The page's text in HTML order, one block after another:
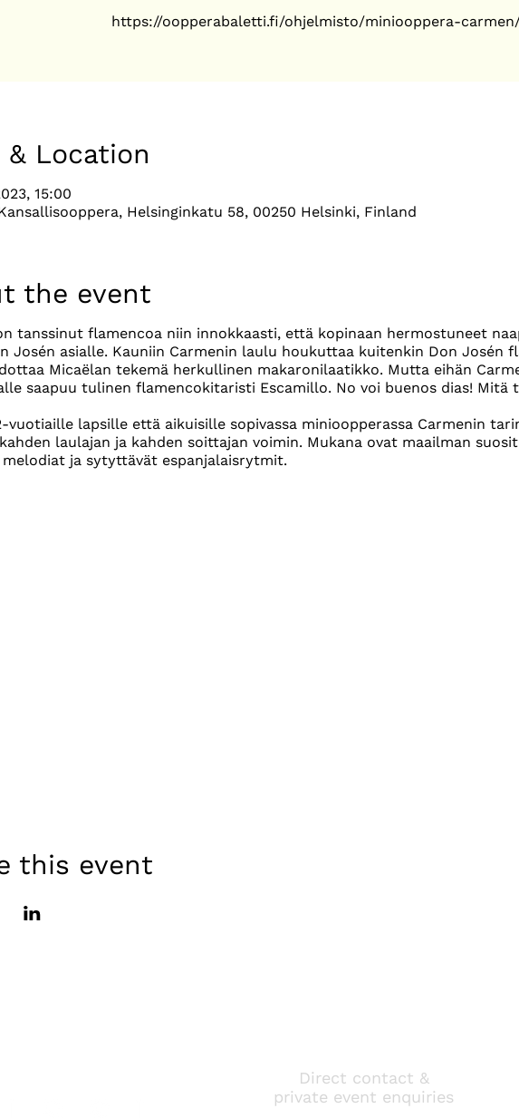
https://oopperabaletti.fi/ohjelmisto/miniooppera-
& Location
15:00
Helsinginkatu 58, 00250 Helsinki, Finland
the event
tanssinut flamencoa niin innokkaasti, että kopinaan hermostuneet
Josén asialle. Kauniin Carmenin laulu houkuttaa kuitenkin Don Josén
Micaëlan tekemä herkullinen makaronilaatikko. Mutta eihän
saapuu tulinen flamencokitaristi Escamillo. No voi buenos dias! Mitä
vuotiaille lapsille että aikuisille sopivassa minioopperassa Carmenin
laulajan ja kahden soittajan voimin. Mukana ovat maailman
ja sytyttävät espanjalaisrytmit.
this event
Direct contact &
private event enquiries